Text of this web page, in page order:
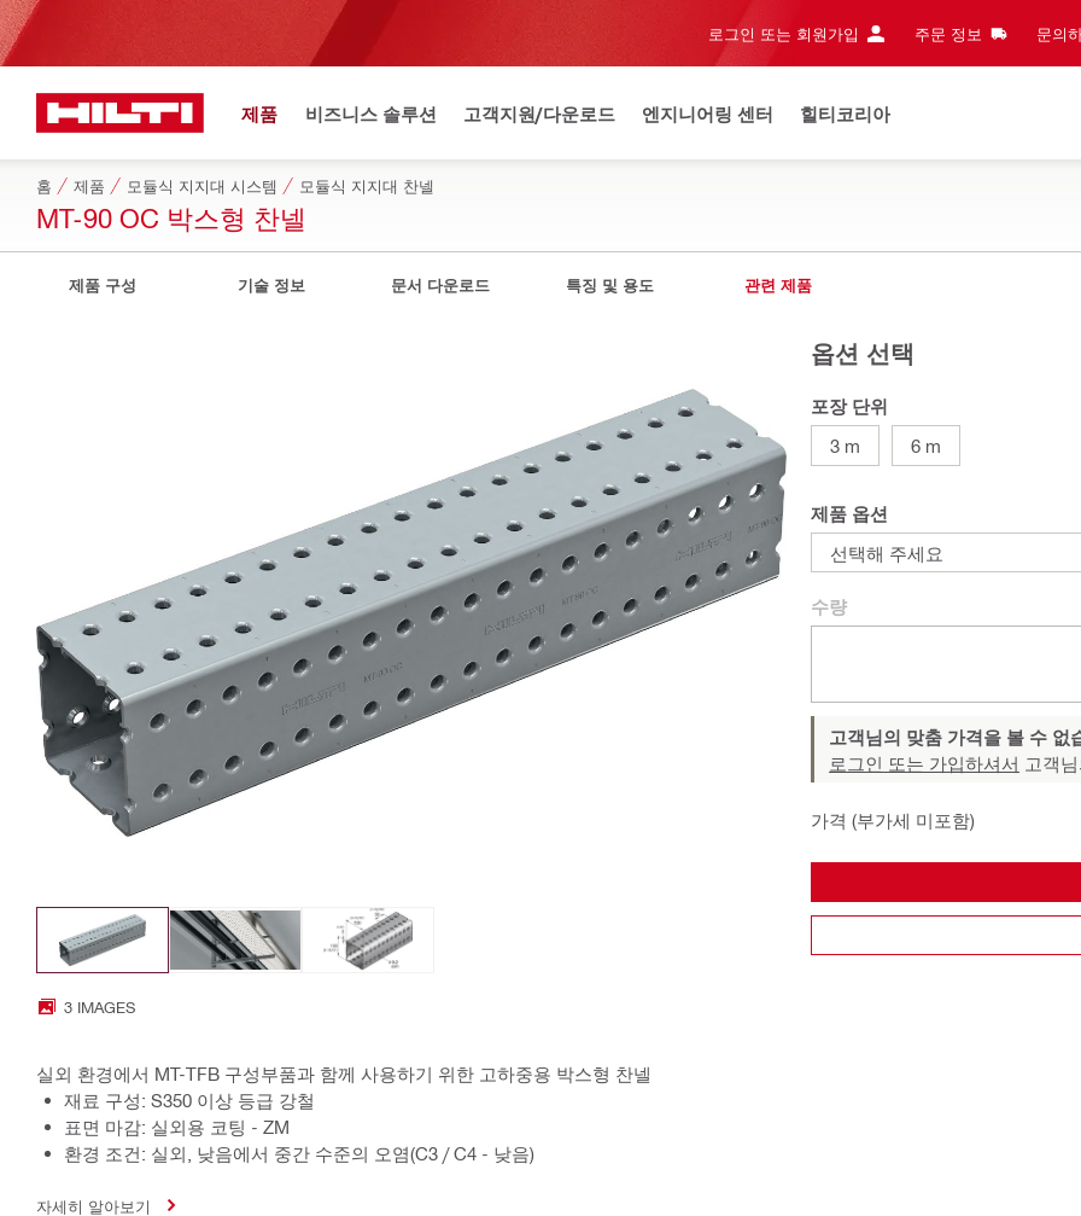
로그인 또는 회원가입 주문 정보 문의
제품 비즈니스 솔루션 고객지원/다운로드 엔지니어링 센터 힐티코리아
홈 제품 모듈식 지지대 시스템 모듈식 지지대 찬넬
MT-90 OC 박스형 찬넬
제품 구성 기술 정보 문서 다운로드 특징 및 용도 관련 제품
3 IMAGES
실외 환경에서 MT-TFB 구성부품과 함께 사용하기 위한 고하중용 박스형 찬넬
재료 구성: S350 이상 등급 강철
표면 마감: 실외용 코팅 - ZM
환경 조건: 실외, 낮음에서 중간 수준의 오염(C3 / C4 - 낮음)
자세히 알아보기
옵션 선택
포장 단위
3 m
6 m
제품 옵션
선택해 주세요
수량
고객님의 맞춤 가격을 볼 수 없
로그인 또는 가입하셔서 고객
가격 (부가세 미포함)